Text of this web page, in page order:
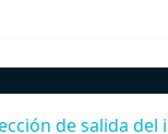
de salida del